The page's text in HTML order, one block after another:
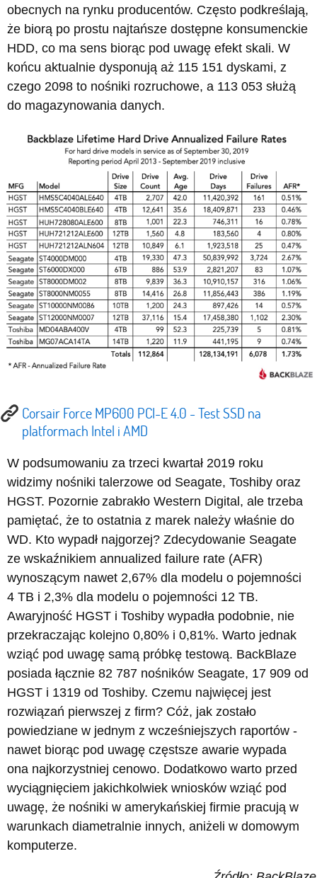
obecnych na rynku producentów. Często podkreślają,
że biorą po prostu najtańsze dostępne konsumenckie
HDD, co ma sens biorąc pod uwagę efekt skali. W
końcu aktualnie dysponują aż 115 151 dyskami, z
czego 2098 to nośniki rozruchowe, a 113 053 służą
do magazynowania danych.
Corsair Force MP600 PCI-E 4.0 - Test SSD na
platformach Intel i AMD
W podsumowaniu za trzeci kwartał 2019 roku
widzimy nośniki talerzowe od Seagate, Toshiby oraz
HGST. Pozornie zabrakło Western Digital, ale trzeba
pamiętać, że to ostatnia z marek należy właśnie do
WD. Kto wypadł najgorzej? Zdecydowanie Seagate
ze wskaźnikiem annualized failure rate (AFR)
wynoszącym nawet 2,67% dla modelu o pojemności
4 TB i 2,3% dla modelu o pojemności 12 TB.
Awaryjność HGST i Toshiby wypadła podobnie, nie
przekraczając kolejno 0,80% i 0,81%. Warto jednak
wziąć pod uwagę samą próbkę testową. BackBlaze
posiada łącznie 82 787‬ nośników Seagate, 17 909‬ od
HGST i 1319 od Toshiby. Czemu najwięcej jest
rozwiązań pierwszej z firm? Cóż, jak zostało
powiedziane w jednym z wcześniejszych raportów -
nawet biorąc pod uwagę częstsze awarie wypada
ona najkorzystniej cenowo. Dodatkowo warto przed
wyciągnięciem jakichkolwiek wniosków wziąć pod
uwagę, że nośniki w amerykańskiej firmie pracują w
warunkach diametralnie innych, aniżeli w domowym
komputerze.